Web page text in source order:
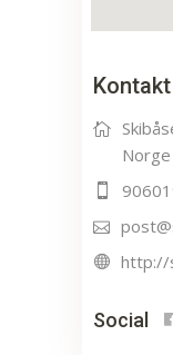
Norge
http://
Social